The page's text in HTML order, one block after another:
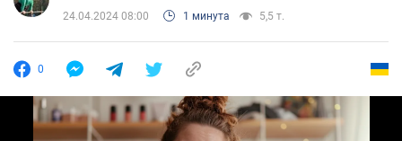
24.04.2024 08:00 1 минута 5,5 т.
0